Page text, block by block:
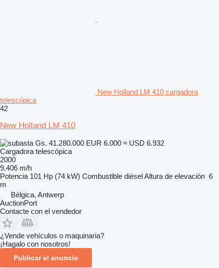
New Holland LM 410 cargadora
telescópica
42
New Holland LM 410
Gs. 41.280.000 EUR 6.000 ≈ USD 6.932
Cargadora telescópica
2000
9.406 m/h
Potencia 101 Hp (74 kW) Combustible diéselAltura de elevación 6
m
Bélgica, Antwerp
AuctionPort
Contacte con el vendedor
¿Vende vehículos o maquinaria?
¡Hagalo con nosotros!
Publicar el anuncio